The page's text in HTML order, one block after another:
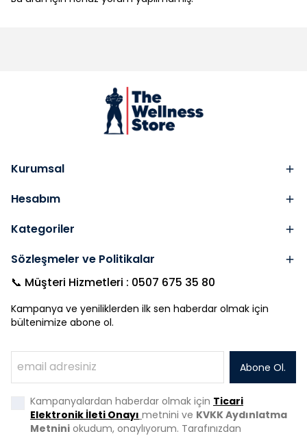
Kurumsal
Hesabım
Kategoriler
Sözleşmeler ve Politikalar
📞 Müşteri Hizmetleri : 0507 675 35 80
Kampanya ve yeniliklerden ilk sen haberdar olmak için
bültenimize abone ol.
Abone Ol.
Kampanyalardan haberdar olmak için Ticari
Elektronik İleti Onayı metnini ve KVKK Aydınlatma
Metnini okudum, onaylıyorum. Tarafınızdan